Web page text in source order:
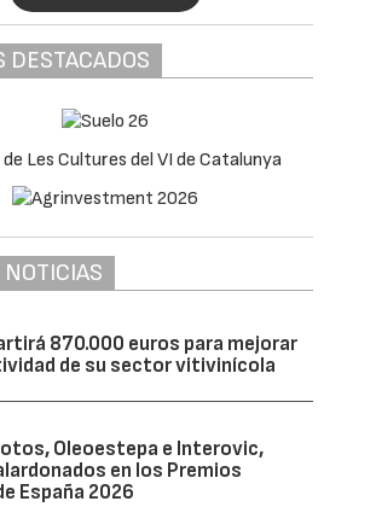
DESTACADOS
870.000 euros para mejorar
de su sector vitivinícola
Oleoestepa e Interovic,
en los Premios
España 2026